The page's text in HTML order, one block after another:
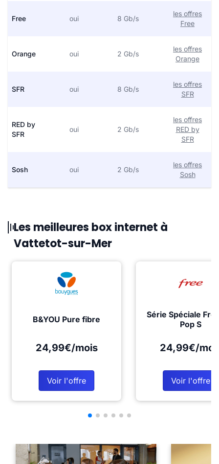
Free oui 8 Gb/s
les offres
Free
Orange oui 2 Gb/s
les offres
Orange
SFR oui 8 Gb/s
les offres
SFR
RED by
SFR
oui 2 Gb/s
les offres
RED by
SFR
Sosh oui 2 Gb/s
les offres
Sosh
Les meilleures box internet à
Vattetot-sur-Mer
B&YOU Pure fibre
24,99€/mois
Voir l'offre
Série Spéciale
Pop S
24,99€/
Voir l'offre